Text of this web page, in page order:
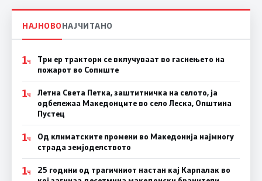
НАЈНОВОНАЈЧИТАНО
1Ч
Три ер трактори се вклучуваат во гаснењето на
пожарот во Сопиште
1Ч
Летна Света Петка, заштитничка на селото, ја
одбележаа Македонците во село Леска, Општина
Пустец
1Ч
Од климатските промени во Македонија најмногу
страда земјоделството
1Ч
25 години од трагичниот настан кај Карпалак во